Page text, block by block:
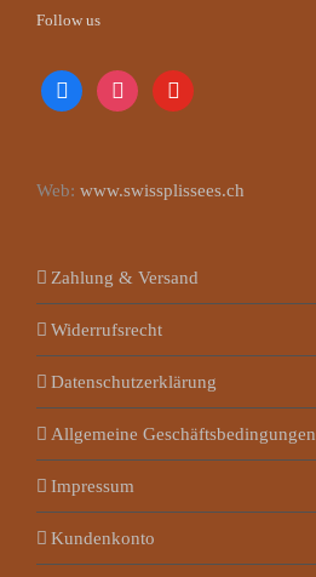
Follow us
facebookinstagramyoutube
Web: www.swissplissees.ch
Zahlung & Versand
Widerrufsrecht
Datenschutzerklärung
Allgemeine Geschäftsbedingungen
Impressum
Kundenkonto